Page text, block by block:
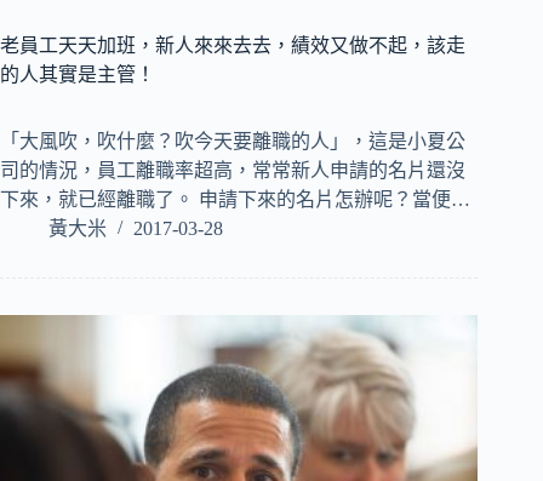
老員工天天加班，新人來來去去，績效又做不起，該走
的人其實是主管！
「大風吹，吹什麼？吹今天要離職的人」，這是小夏公
司的情況，員工離職率超高，常常新人申請的名片還沒
下來，就已經離職了。 申請下來的名片怎辦呢？當便…
黃大米
2017-03-28